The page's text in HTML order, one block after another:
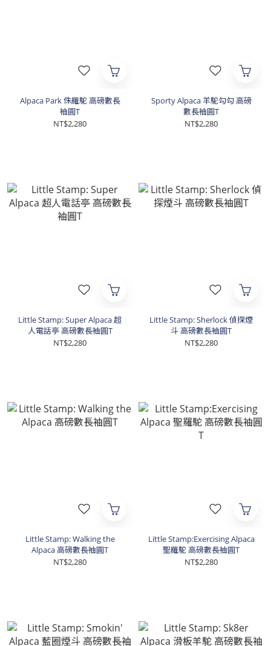
Alpaca Park 侏羅駝 高磅數長
袖圓T
NT$2,280
Sporty Alpaca 羊駝勾勾 高磅
數長袖圓T
NT$2,280
Little Stamp: Super Alpaca 超
人電話亭 高磅數長袖圓T
NT$2,280
Little Stamp: Sherlock 偵探煙
斗 高磅數長袖圓T
NT$2,280
Little Stamp: Walking the
Alpaca 高磅數長袖圓T
NT$2,280
Little Stamp:Exercising Alpaca
聖羅駝 高磅數長袖圓T
NT$2,280